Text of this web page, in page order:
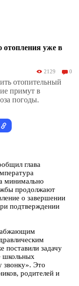
отопления уже в
2129 0
отопительный
примут в
погоды.
глава
минимально
продолжают
о завершении
подтверждении
поставили задачу
школьных
звонку». Это
родителей и